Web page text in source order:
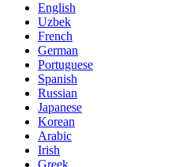
English
Uzbek
French
German
Portuguese
Spanish
Russian
Japanese
Korean
Arabic
Irish
Greek